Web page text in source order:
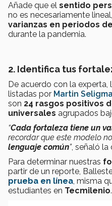
Añade que el sentido
no es necesariamente
varianzas en periodos
durante la pandemia.
2. Identifica tus
De acuerdo con la experta,
listadas por Martin
son 24 rasgos positivos
universales agrupados
“Cada fortaleza tiene un
recordar que este modelo
lenguaje común”, señaló la
Para determinar nuestras
partir de un reporte,
prueba en línea, misma
estudiantes en Tecmilenio.